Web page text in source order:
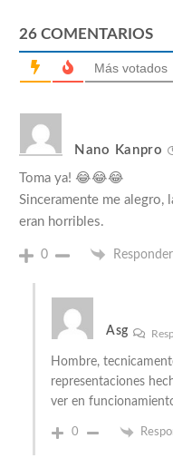
26 COMENTARIOS
Más votados
Nano Kanpro
Toma ya! 😂😂😂
Sinceramente me alegro,
eran horribles.
0 Responder
Asg
Hombre,
representaciones
ver en
0